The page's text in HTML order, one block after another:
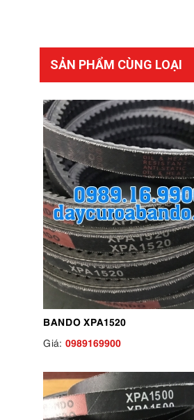
SẢN PHẨM CÙNG LOẠI
BANDO XPA1520
Giá: 0989169900